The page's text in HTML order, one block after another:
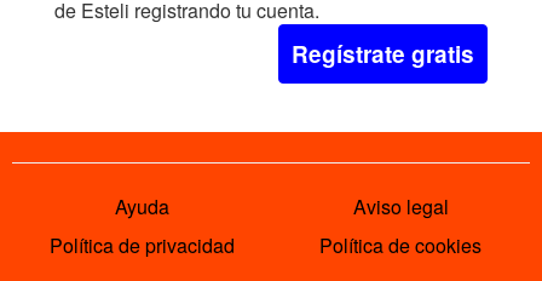
de Esteli registrando tu cuenta.
Regístrate gratis
Ayuda
Aviso legal
Política de privacidad
Política de cookies